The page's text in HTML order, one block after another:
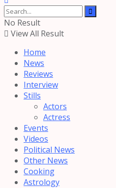
No Result
View All Result
Home
News
Reviews
Interview
Stills
Actors
Actress
Events
Videos
Political News
Other News
Cooking
Astrology